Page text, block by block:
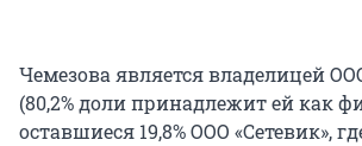
Чемезова является владелицей
(80,2% доли принадлежит ей как
оставшиеся 19,8% ООО «Сетевик»,